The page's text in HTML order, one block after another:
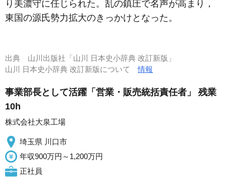
り美濃守に任じられた。乱の鎮圧で名声が高まり，
東国の源氏勢力拡大のきっかけとなった。
出典 山川出版社「山川 日本史小辞典 改訂新版」
山川 日本史小辞典 改訂新版について情報
事業部長として活躍「営業・販売統括責任者」 残業
10h
株式会社大泉工場
埼玉県 川口市
年収900万円～1,200万円
正社員